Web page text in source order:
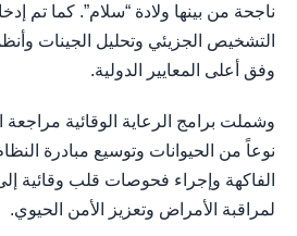
ناجحة من بينها ولادة “سلام”. كما تم
التشخيص الجزيئي وتحليل الجينات
وفق أعلى المعايير الدولية.
نوعاً من الحيوانات وتوسيع مبادرة
الفاكهة وإجراء فحوصات قلب وقائية
لمراقبة الأمراض وتعزيز الأمن الحيوي.